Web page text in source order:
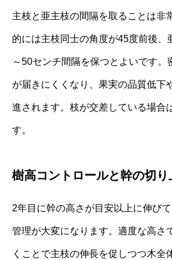
主枝と亜主枝の間隔を取ることは非
的には主枝同士の角度が45度前後、
～50センチ間隔を保つとよいです。
が届きにくくなり、果実の品質低下
進されます。枝が交差している場合
す。
樹高コントロールと幹の切り
2年目に幹の高さが目安以上に伸び
管理が大変になります。適度な高さ
くことで主枝の伸長を促しつつ木全